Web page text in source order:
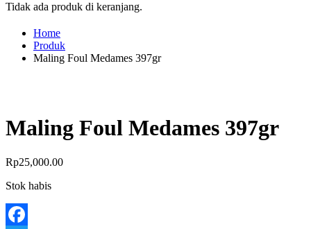
Tidak ada produk di keranjang.
Home
Produk
Maling Foul Medames 397gr
Maling Foul Medames 397gr
Rp25,000.00
Stok habis